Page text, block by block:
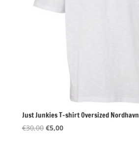
Just Junkies T-shirt Oversized Nordhavn
€30,00 Oorspronkelijke
€5,00Huidige